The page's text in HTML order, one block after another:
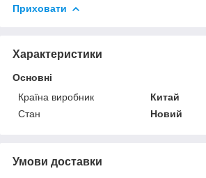
Приховати
Характеристики
Основні
Країна виробник
Китай
Стан
Новий
Умови доставки